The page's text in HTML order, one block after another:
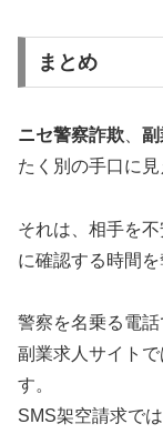
まとめ
ニセ警察詐欺 副
たく別の手口に見
それは、相手を
に確認する時間を
警察を名乗る電話
副業求人サイト
す。
SMS架空請求で